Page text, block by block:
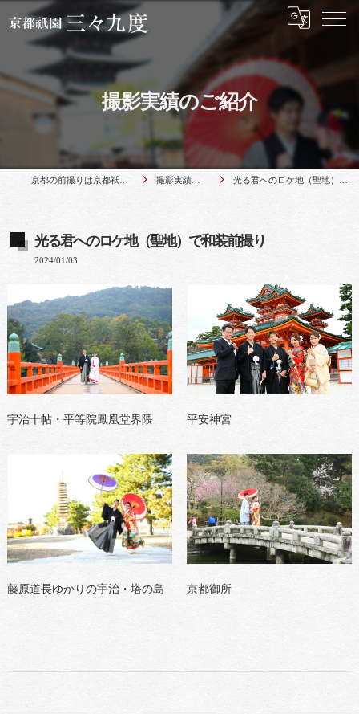
撮影実績のご紹介
京都の前撮りは京都祇園 三々九度 撮影実績のご紹介 光る君へのロケ地（聖地）で和装前撮り
光る君へのロケ地（聖地）で和装前撮り
2024/01/03
宇治十帖・平等院鳳凰堂界隈 平安神宮
藤原道長ゆかりの宇治・塔の島 京都御所